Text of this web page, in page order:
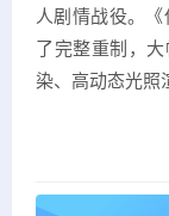
人剧情战役。
了完整重制，
染、高动态光照